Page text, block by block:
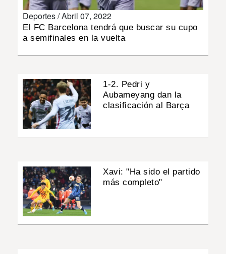
Deportes /Abril 07, 2022
El FC Barcelona tendrá que buscar su cupo
a semifinales en la vuelta
1-2. Pedri y
Aubameyang dan la
clasificación al Barça
Xavi: "Ha sido el partido
más completo"